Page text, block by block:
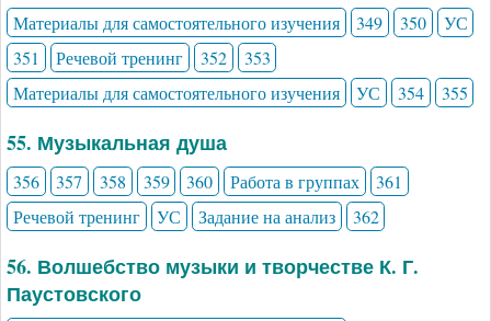
Материалы для самостоятельного изучения 349 350
УС
351
Речевой тренинг 352
353
Материалы для самостоятельного изучения
УС 354 355
55. Музыкальная душа
356 357 358 359 360 Работа в группах
361
Речевой тренинг
УС Задание на анализ 362
56. Волшебство музыки и творчестве К. Г.
Паустовского